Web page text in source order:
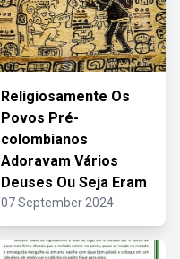
Religiosamente Os
Povos Pré-
colombianos
Adoravam Vários
Deuses Ou Seja Eram
07 September 2024